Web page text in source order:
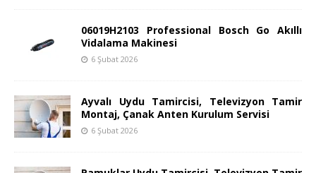
06019H2103 Professional Bosch Go Akıllı
Vidalama Makinesi
6 Şubat 2026
Ayvalı Uydu Tamircisi, Televizyon Tamir
Montaj, Çanak Anten Kurulum Servisi
6 Şubat 2026